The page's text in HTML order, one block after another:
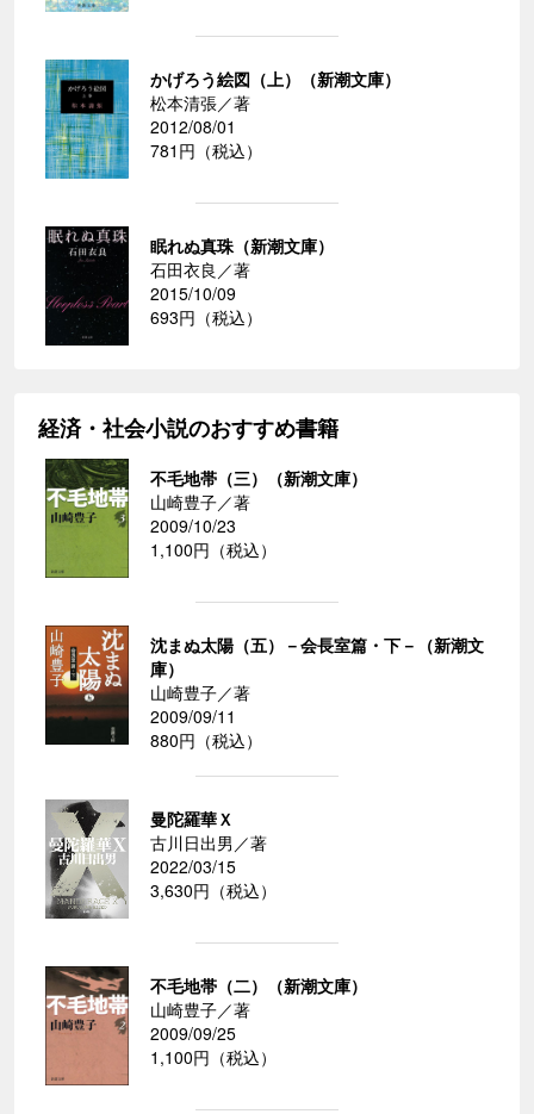
かげろう絵図（上）（新潮文庫）
松本清張／著
2012/08/01
781円（税込）
眠れぬ真珠（新潮文庫）
石田衣良／著
2015/10/09
693円（税込）
経済・社会小説のおすすめ書籍
不毛地帯（三）（新潮文庫）
山崎豊子／著
2009/10/23
1,100円（税込）
沈まぬ太陽（五）－会長室篇・下－（新潮文
庫）
山崎豊子／著
2009/09/11
880円（税込）
曼陀羅華Ｘ
古川日出男／著
2022/03/15
3,630円（税込）
不毛地帯（二）（新潮文庫）
山崎豊子／著
2009/09/25
1,100円（税込）